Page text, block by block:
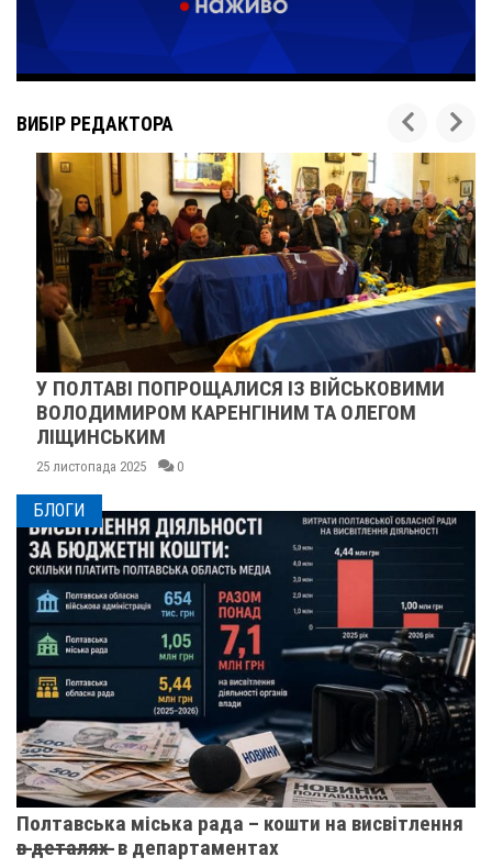
ВИБІР РЕДАКТОРА
У ПОЛТАВІ ПОПРОЩАЛИСЯ ІЗ ВІЙСЬКОВИМИ
ВОЛОДИМИРОМ КАРЕНГІНИМ ТА ОЛЕГОМ
ЛІЩИНСЬКИМ
25 листопада 2025 0
БЛОГИ
Полтавська міська рада – кошти на висвітлення
в̶ ̶д̶е̶т̶а̶л̶я̶х̶ ̶ в департаментах